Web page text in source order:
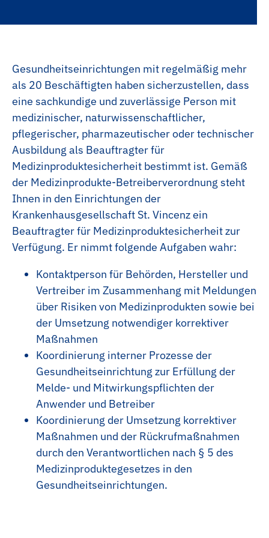
Anpassungslehrgang
PALS Kurse
HeartCode BLS Kurse
NIV Kurse
Innerbetriebliche Fortbildungen
Medizinische Technologin | Medizinischer
Pharmazeutisch-Kaufmännischer
Fachangestellter
Medizinischer Fachangestellter
Kaufleute im Gesundheitswesen
Kaufleute für Büromanagement
Elektronikerin |Elektroniker
Anlagenmechanikerin | Anlagenmechaniker
Fachinformatikerin | Fachinformatiker
Fachlageristin | Fachlagerist
Köchin | Koch
Jahrespraktikum
Gesundheitseinrichtungen mit regelmäßig mehr
als 20 Beschäftigten haben sicherzustellen, dass
eine sachkundige und zuverlässige Person mit
medizinischer, naturwissenschaftlicher,
pflegerischer, pharmazeutischer oder technischer
Ausbildung als Beauftragter für
Medizinproduktesicherheit bestimmt ist. Gemäß
der Medizinprodukte-Betreiberverordnung steht
Ihnen in den Einrichtungen der
Krankenhausgesellschaft St. Vincenz ein
Beauftragter für Medizinproduktesicherheit zur
Verfügung. Er nimmt folgende Aufgaben wahr:
Kontaktperson für Behörden, Hersteller und
Vertreiber im Zusammenhang mit Meldungen
über Risiken von Medizinprodukten sowie bei
der Umsetzung notwendiger korrektiver
Maßnahmen
Koordinierung interner Prozesse der
Gesundheitseinrichtung zur Erfüllung der
Melde- und Mitwirkungspflichten der
Anwender und Betreiber
Koordinierung der Umsetzung korrektiver
Maßnahmen und der Rückrufmaßnahmen
durch den Verantwortlichen nach § 5 des
Medizinproduktegesetzes in den
Gesundheitseinrichtungen.